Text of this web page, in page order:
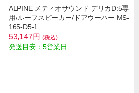
ALPINE メティオサウンド デリカD:5専
用/ルーフスピーカー/ドアウーハー MS-
165-D5-1
53,147円 (税込)
発送目安：5営業日